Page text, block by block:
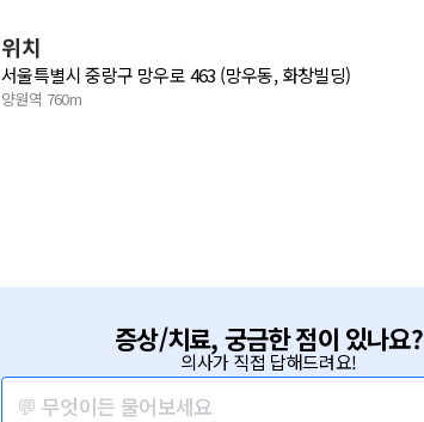
위치
서울특별시 중랑구 망우로 463 (망우동, 화창빌딩)
양원역 760m
증상/치료, 궁금한 점이 있나요?
의사가 직접 답해드려요!
💬 무엇이든 물어보세요